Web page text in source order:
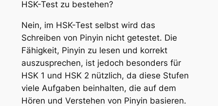
HSK-Test zu bestehen?
Nein, im HSK-Test selbst wird das
Schreiben von Pinyin nicht getestet. Die
Fähigkeit, Pinyin zu lesen und korrekt
auszusprechen, ist jedoch besonders für
HSK 1 und HSK 2 nützlich, da diese Stufen
viele Aufgaben beinhalten, die auf dem
Hören und Verstehen von Pinyin basieren.